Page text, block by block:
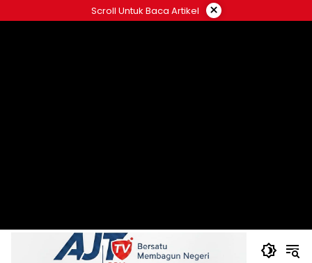
ke
Scroll Untuk Baca Artikel ×